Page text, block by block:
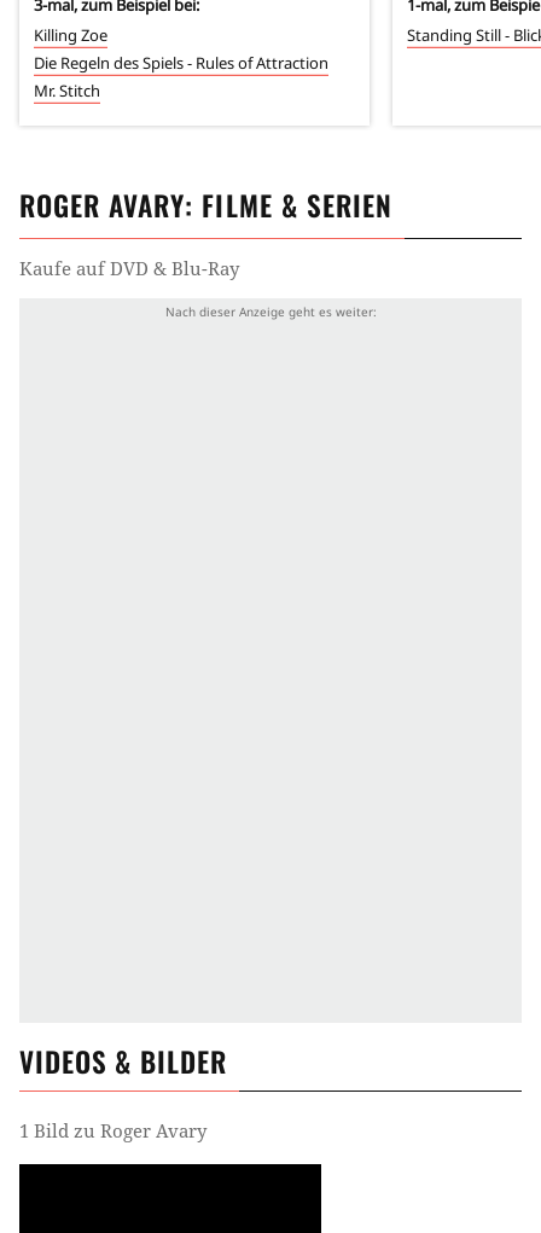
3-mal, zum Beispiel bei:
Killing Zoe
Die Regeln des Spiels - Rules of Attraction
Mr. Stitch
1-mal, zum
Standing Still -
ROGER AVARY: FILME & SERIEN
Kaufe auf DVD & Blu-Ray
VIDEOS & BILDER
1 Bild zu Roger Avary